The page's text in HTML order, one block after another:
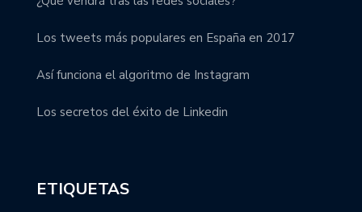
Los tweets más populares en España en 2017
Así funciona el algoritmo de Instagram
Los secretos del éxito de Linkedin
ETIQUETAS